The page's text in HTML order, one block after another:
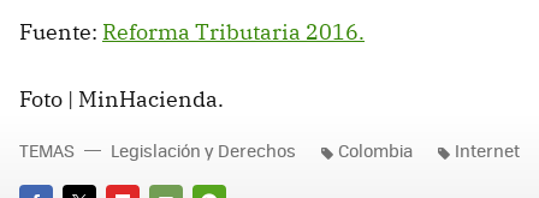
Fuente: Reforma Tributaria 2016.
Foto | MinHacienda.
TEMAS Legislación y Derechos Colombia Internet